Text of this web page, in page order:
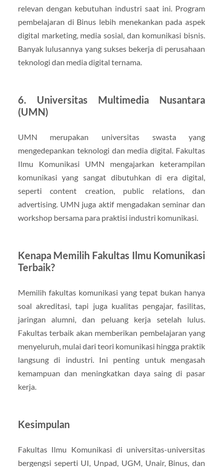
relevan dengan kebutuhan industri saat ini. Program
pembelajaran di Binus lebih menekankan pada aspek
digital marketing, media sosial, dan komunikasi bisnis.
Banyak lulusannya yang sukses bekerja di perusahaan
teknologi dan media digital ternama.
6. Universitas Multimedia Nusantara
(UMN)
UMN merupakan universitas swasta yang
mengedepankan teknologi dan media digital. Fakultas
Ilmu Komunikasi UMN mengajarkan keterampilan
komunikasi yang sangat dibutuhkan di era digital,
seperti content creation, public relations, dan
advertising. UMN juga aktif mengadakan seminar dan
workshop bersama para praktisi industri komunikasi.
Kenapa Memilih Fakultas Ilmu Komunikasi
Terbaik?
Memilih fakultas komunikasi yang tepat bukan hanya
soal akreditasi, tapi juga kualitas pengajar, fasilitas,
jaringan alumni, dan peluang kerja setelah lulus.
Fakultas terbaik akan memberikan pembelajaran yang
menyeluruh, mulai dari teori komunikasi hingga praktik
langsung di industri. Ini penting untuk mengasah
kemampuan dan meningkatkan daya saing di pasar
kerja.
Kesimpulan
Fakultas Ilmu Komunikasi di universitas-universitas
bergengsi seperti UI, Unpad, UGM, Unair, Binus, dan